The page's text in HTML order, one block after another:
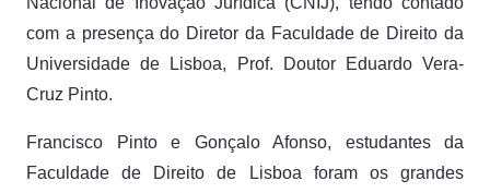
com a presença do Diretor da Faculdade de Direito da
Universidade de Lisboa, Prof. Doutor Eduardo Vera-
Cruz Pinto.
Francisco Pinto e Gonçalo Afonso, estudantes da
Faculdade de Direito de Lisboa foram os grandes